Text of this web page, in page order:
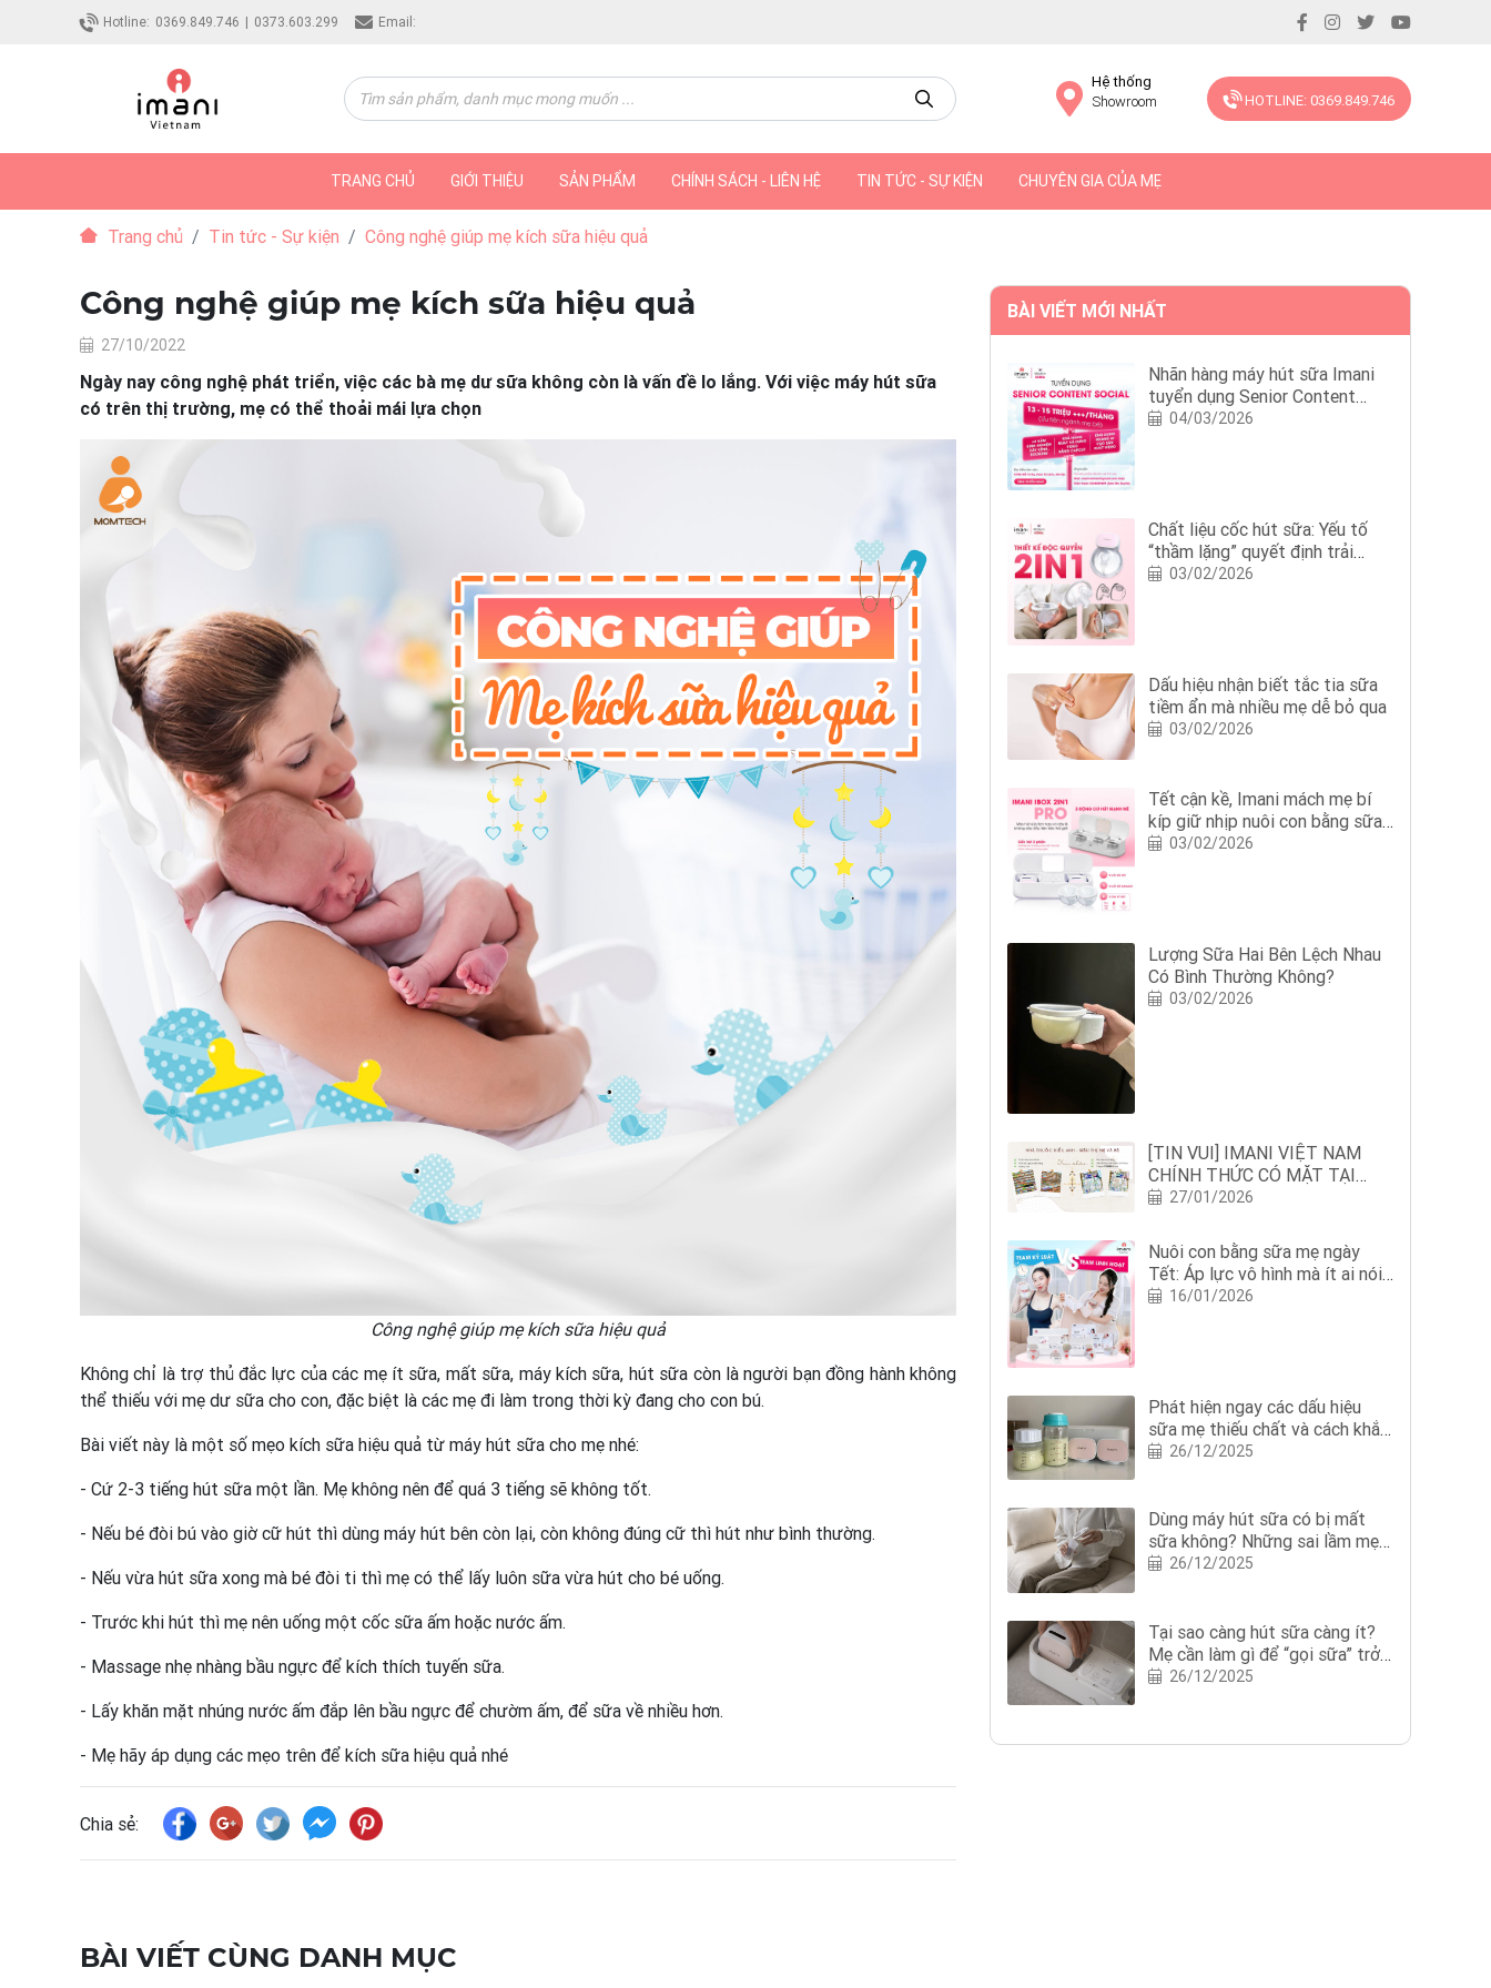
Hotline: 0369.849.746 | 0373.603.299 Email:
Hệ thống
Showroom
HOTLINE: 0369.849.746
TRANG CHỦ GIỚI THIỆU SẢN PHẨM CHÍNH SÁCH - LIÊN HỆ TIN TỨC - SỰ KIỆN CHUYÊN GIA CỦA MẸ
Trang chủ Tin tức - Sự kiện Công nghệ giúp mẹ kích sữa hiệu quả
Công nghệ giúp mẹ kích sữa hiệu quả
27/10/2022
Ngày nay công nghệ phát triển, việc các bà mẹ dư sữa không còn là vấn đề lo lắng. Với việc máy hút sữa
có trên thị trường, mẹ có thể thoải mái lựa chọn
Công nghệ giúp mẹ kích sữa hiệu quả
Không chỉ là trợ thủ đắc lực của các mẹ ít sữa, mất sữa, máy kích sữa, hút sữa còn là người bạn đồng hành không
thể thiếu với mẹ dư sữa cho con, đặc biệt là các mẹ đi làm trong thời kỳ đang cho con bú.
Bài viết này là một số mẹo kích sữa hiệu quả từ máy hút sữa cho mẹ nhé:
- Cứ 2-3 tiếng hút sữa một lần. Mẹ không nên để quá 3 tiếng sẽ không tốt.
- Nếu bé đòi bú vào giờ cữ hút thì dùng máy hút bên còn lại, còn không đúng cữ thì hút như bình thường.
- Nếu vừa hút sữa xong mà bé đòi ti thì mẹ có thể lấy luôn sữa vừa hút cho bé uống.
- Trước khi hút thì mẹ nên uống một cốc sữa ấm hoặc nước ấm.
- Massage nhẹ nhàng bầu ngực để kích thích tuyến sữa.
- Lấy khăn mặt nhúng nước ấm đắp lên bầu ngực để chườm ấm, để sữa về nhiều hơn.
- Mẹ hãy áp dụng các mẹo trên để kích sữa hiệu quả nhé
Chia sẻ:
BÀI VIẾT MỚI NHẤT
Nhãn hàng máy hút sữa Imani
tuyển dụng Senior Content
Social
04/03/2026
Chất liệu cốc hút sữa: Yếu tố
“thầm lặng” quyết định trải
nghiệm hút sữa của mẹ
03/02/2026
Dấu hiệu nhận biết tắc tia sữa
tiềm ẩn mà nhiều mẹ dễ bỏ qua
03/02/2026
Tết cận kề, Imani mách mẹ bí
kíp giữ nhịp nuôi con bằng sữa
mẹ với Imani iBox 2in1 Pro
03/02/2026
Lượng Sữa Hai Bên Lệch Nhau
Có Bình Thường Không?
03/02/2026
[TIN VUI] IMANI VIỆT NAM
CHÍNH THỨC CÓ MẶT TẠI
NHÀ THUỐC HIẾU ANH: MẸ
NUÔI CON BẰNG SỮA MẸ
27/01/2026
Nuôi con bằng sữa mẹ ngày
Tết: Áp lực vô hình mà ít ai nói
với mẹ
16/01/2026
Phát hiện ngay các dấu hiệu
sữa mẹ thiếu chất và cách khắc
phục?26/12/2025
Dùng máy hút sữa có bị mất
sữa không? Những sai lầm mẹ
nên tránh khi dùng máy hút sữa
26/12/2025
Tại sao càng hút sữa càng ít?
Mẹ cần làm gì để “gọi sữa” trở
lại?26/12/2025
BÀI VIẾT CÙNG DANH MỤC